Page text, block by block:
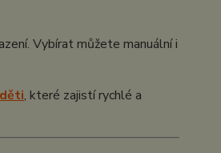
Vybírat můžete manuální i
, které zajistí rychlé a